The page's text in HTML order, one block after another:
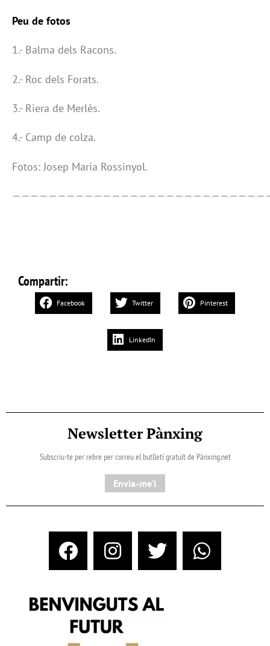
Peu de fotos
1.- Balma dels Racons.
2.- Roc dels Forats.
3.- Riera de Merlès.
4.- Camp de colza.
Fotos: Josep Maria Rossinyol.
Compartir:
Facebook Twitter Pinterest
LinkedIn
Newsletter Pànxing
Subscriu-te per rebre per correu el butlletí gratuït de Pànxing.net​
Envia-me'l